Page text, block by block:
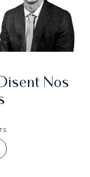
Nos